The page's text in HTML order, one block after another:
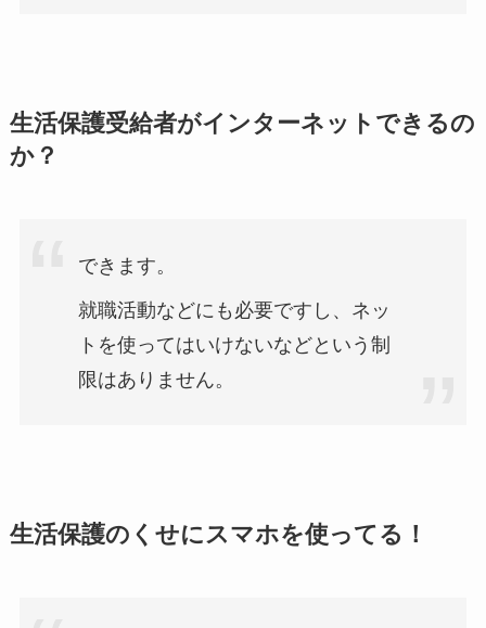
生活保護受給者がインターネットできるの
か？
できます。
就職活動などにも必要ですし、ネッ
トを使ってはいけないなどという制
限はありません。
生活保護のくせにスマホを使ってる！